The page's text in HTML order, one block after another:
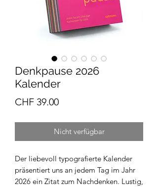
Denkpause 2026
Kalender
CHF 39.00Preis
Nicht verfügbar
Der liebevoll typografierte Kalender
präsentiert uns an jedem Tag im Jahr
2026 ein Zitat zum Nachdenken. Lustig,